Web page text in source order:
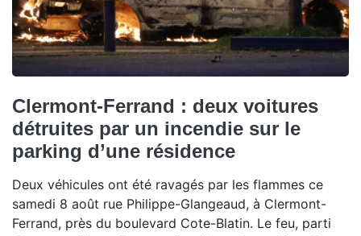
Clermont-Ferrand : deux voitures
détruites par un incendie sur le
parking d’une résidence
Deux véhicules ont été ravagés par les flammes ce
samedi 8 août rue Philippe-Glangeaud, à Clermont-
Ferrand, près du boulevard Cote-Blatin. Le feu, parti